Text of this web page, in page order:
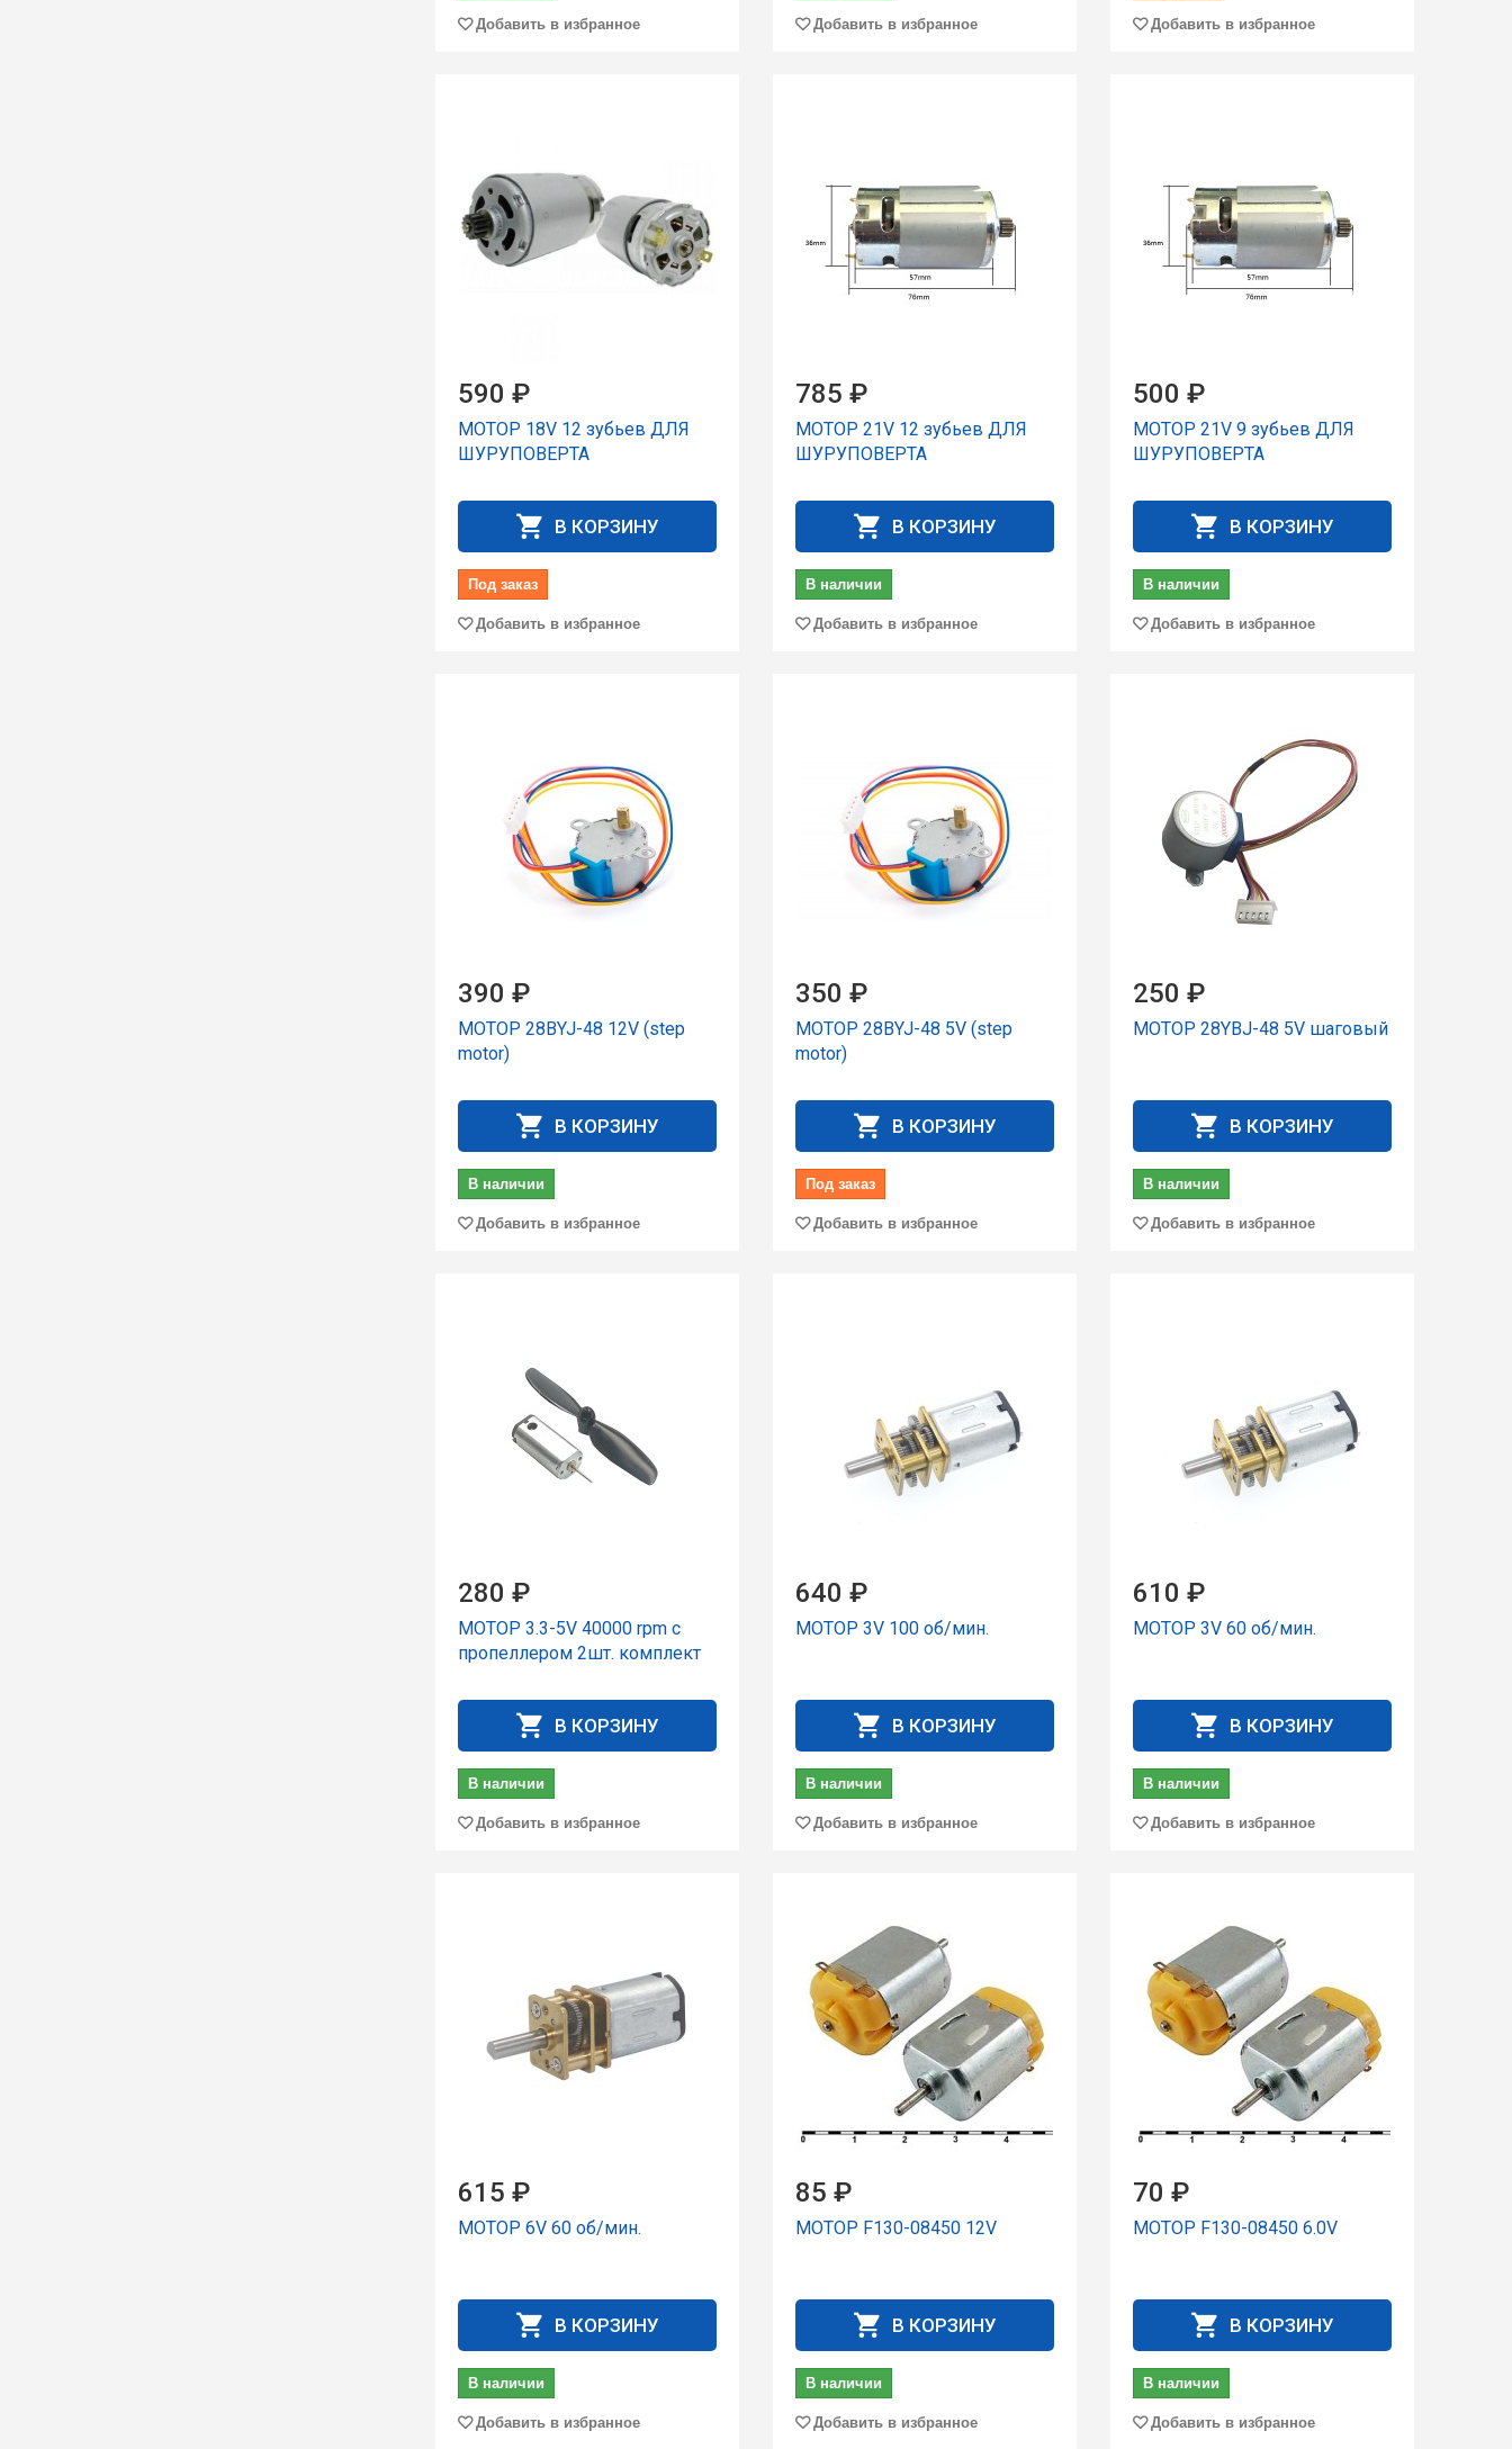
Добавить в избранное
Добавить в избранное
Добавить в избранное
590 ₽
МОТОР 18V 12 зубьев ДЛЯ
ШУРУПОВЕРТА
В КОРЗИНУ
Под заказ
Добавить в избранное
785 ₽
МОТОР 21V 12 зубьев ДЛЯ
ШУРУПОВЕРТА
В КОРЗИНУ
В наличии
Добавить в избранное
500 ₽
МОТОР 21V 9 зубьев ДЛЯ
ШУРУПОВЕРТА
В КОРЗИНУ
В наличии
Добавить в избранное
390 ₽
МОТОР 28BYJ-48 12V (step
motor)
В КОРЗИНУ
В наличии
Добавить в избранное
350 ₽
МОТОР 28BYJ-48 5V (step
motor)
В КОРЗИНУ
Под заказ
Добавить в избранное
250 ₽
МОТОР 28YBJ-48 5V шаговый
В КОРЗИНУ
В наличии
Добавить в избранное
280 ₽
МОТОР 3.3-5V 40000 rpm с
пропеллером 2шт. комплект
В КОРЗИНУ
В наличии
Добавить в избранное
640 ₽
МОТОР 3V 100 об/мин.
В КОРЗИНУ
В наличии
Добавить в избранное
610 ₽
МОТОР 3V 60 об/мин.
В КОРЗИНУ
В наличии
Добавить в избранное
615 ₽
МОТОР 6V 60 об/мин.
В КОРЗИНУ
В наличии
Добавить в избранное
85 ₽
МОТОР F130-08450 12V
В КОРЗИНУ
В наличии
Добавить в избранное
70 ₽
МОТОР F130-08450 6.0V
В КОРЗИНУ
В наличии
Добавить в избранное